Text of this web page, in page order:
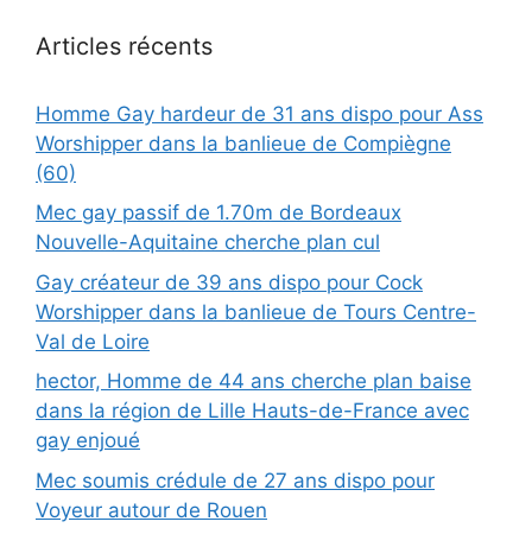
Articles récents
Homme Gay hardeur de 31 ans dispo pour Ass
Worshipper dans la banlieue de Compiègne
(60)
Mec gay passif de 1.70m de Bordeaux
Nouvelle-Aquitaine cherche plan cul
Gay créateur de 39 ans dispo pour Cock
Worshipper dans la banlieue de Tours Centre-
Val de Loire
hector, Homme de 44 ans cherche plan baise
dans la région de Lille Hauts-de-France avec
gay enjoué
Mec soumis crédule de 27 ans dispo pour
Voyeur autour de Rouen